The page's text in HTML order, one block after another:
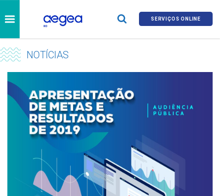
SERVIÇOS ONLINE
NOTÍCIAS